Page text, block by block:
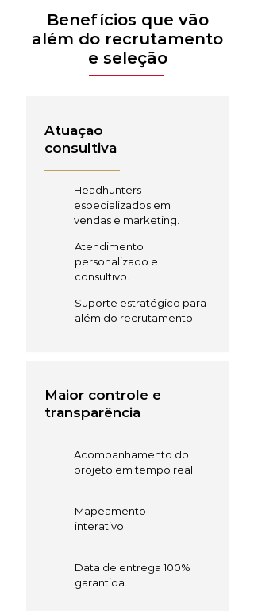
Benefícios que vão
além do recrutamento
e seleção
Atuação
consultiva
Headhunters
especializados em
vendas e marketing.
Atendimento
personalizado e
consultivo.
Suporte estratégico para
além do recrutamento.
Maior controle e
transparência
Acompanhamento do
projeto em tempo real.
Mapeamento
interativo.
Data de entrega 100%
garantida.